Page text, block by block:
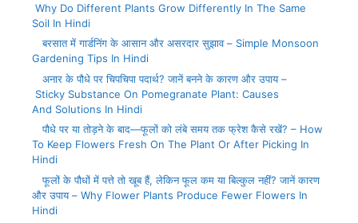
Why Do Different Plants Grow Differently In The Same
Soil In Hindi
बरसात में गार्डनिंग के आसान और असरदार सुझाव – Simple Monsoon
Gardening Tips In Hindi
अनार के पौधे पर चिपचिपा पदार्थ? जानें बनने के कारण और उपाय –
Sticky Substance On Pomegranate Plant: Causes
And Solutions In Hindi
पौधे पर या तोड़ने के बाद—फूलों को लंबे समय तक फ्रेश कैसे रखें? – How
To Keep Flowers Fresh On The Plant Or After Picking In
Hindi
फूलों के पौधों में पत्ते तो खूब हैं, लेकिन फूल कम या बिल्कुल नहीं? जानें कारण
और उपाय – Why Flower Plants Produce Fewer Flowers In
Hindi